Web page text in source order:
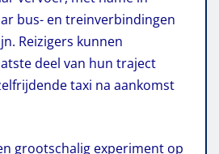
bus- en treinverbindingen
Reizigers kunnen
deel van hun traject
taxi na aankomst
grootschalig experiment op